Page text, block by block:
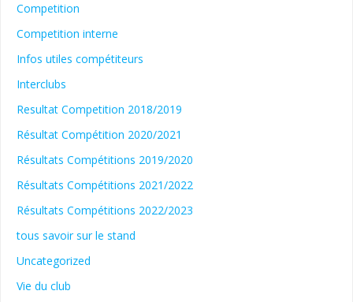
Competition
Competition interne
Infos utiles compétiteurs
Interclubs
Resultat Competition 2018/2019
Résultat Compétition 2020/2021
Résultats Compétitions 2019/2020
Résultats Compétitions 2021/2022
Résultats Compétitions 2022/2023
tous savoir sur le stand
Uncategorized
Vie du club